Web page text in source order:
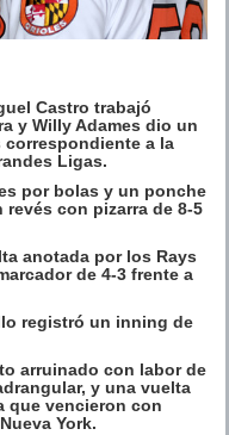
Castro trabajó
y Willy Adames dio un
correspondiente a la
Ligas.
por bolas y un ponche
con pizarra de 8-5
anotada por los Rays
de 4-3 frente a
registró un inning de
arruinado con labor de
y una vuelta
que vencieron con
York.